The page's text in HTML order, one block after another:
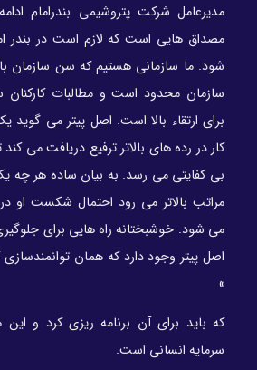
مدیرعامل شرکت پتروشیمی بندرامام
مصداق هایی است که لازم است در بندر
شود. ما سازمانی هستیم که سن سازمان
سازمان محدود است و مطالبات کارکنان
برای ارتقاء بالا است. اصل پیتر می گوید
کار در رده های بالاتر ترفیع دریافت می
بی کفایتی می رسد. به بیان ساده هر چه
مراتب بالاتر می رود احتمال شکست او
می شود. خوشبختانه راه هایی برای جلوگیری
اصل پیتر وجود دارد که همان
»
که باید برای آن برنامه ریزی کرد و
سرمایه انسانی است.